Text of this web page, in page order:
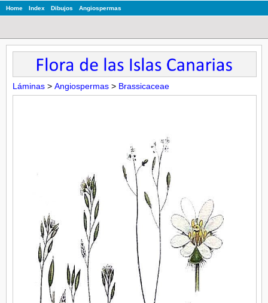
Home Index Dibujos Angiospermas
Láminas > Angiospermas > Brassicaceae